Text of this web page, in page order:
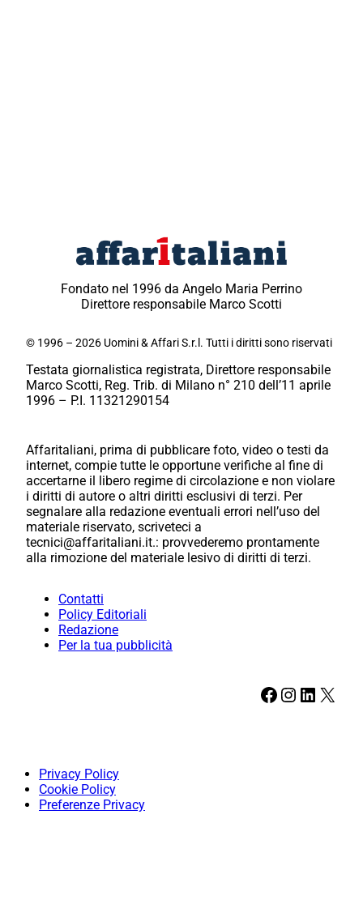
Fondato nel 1996 da Angelo Maria Perrino
Direttore responsabile Marco Scotti
© 1996 – 2026 Uomini & Affari S.r.l. Tutti i diritti sono riservati
Testata giornalistica registrata, Direttore responsabile
Marco Scotti, Reg. Trib. di Milano n° 210 dell’11 aprile
1996 – P.I. 11321290154
Affaritaliani, prima di pubblicare foto, video o testi da
internet, compie tutte le opportune verifiche al fine di
accertarne il libero regime di circolazione e non violare
i diritti di autore o altri diritti esclusivi di terzi. Per
segnalare alla redazione eventuali errori nell’uso del
materiale riservato, scriveteci a
tecnici@affaritaliani.it.: provvederemo prontamente
alla rimozione del materiale lesivo di diritti di terzi.
Contatti
Policy Editoriali
Redazione
Per la tua pubblicità
Facebook Instagram LinkedIn X
Privacy Policy
Cookie Policy
Preferenze Privacy